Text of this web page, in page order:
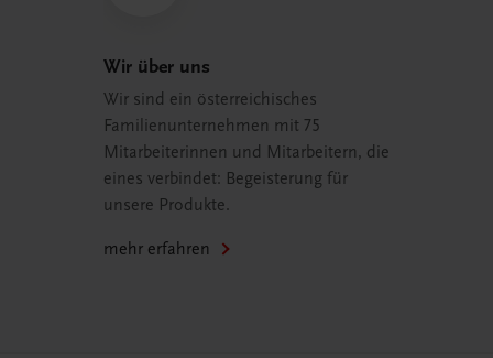
Wir über uns
Wir sind ein österreichisches
Familienunternehmen mit 75
Mitarbeiterinnen und Mitarbeitern, die
eines verbindet: Begeisterung für
unsere Produkte.
mehr erfahren